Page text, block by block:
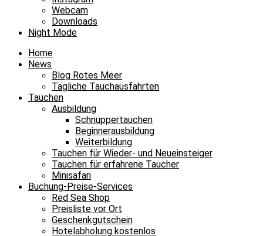
Webcam
Downloads
Night Mode
Home
News
Blog Rotes Meer
Tägliche Tauchausfahrten
Tauchen
Ausbildung
Schnuppertauchen
Beginnerausbildung
Weiterbildung
Tauchen für Wieder- und Neueinsteiger
Tauchen für erfahrene Taucher
Minisafari
Buchung-Preise-Services
Red Sea Shop
Preisliste vor Ort
Geschenkgutschein
Hotelabholung kostenlos